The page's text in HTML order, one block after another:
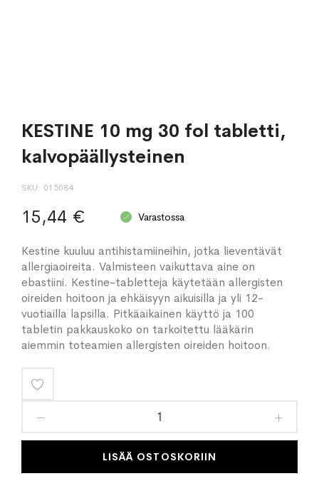
KESTINE 10 mg 30 fol tabletti,
kalvopäällysteinen
SKU 015084
15,44 € Varastossa
Kestine kuuluu antihistamiineihin, jotka lieventävät
allergiaoireita. Valmisteen vaikuttava aine on
ebastiini. Kestine-tabletteja käytetään allergisten
oireiden hoitoon ja ehkäisyyn aikuisilla ja yli 12-
vuotiailla lapsilla. Pitkäaikainen käyttö ja 100
tabletin pakkauskoko on tarkoitettu lääkärin
aiemmin toteamien allergisten oireiden hoitoon.
toivelistaan
LISÄÄ OSTOSKORIIN